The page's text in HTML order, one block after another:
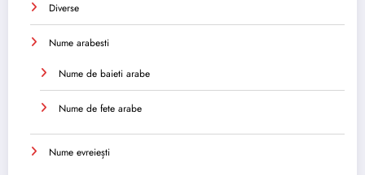
Diverse
Nume arabesti
Nume de baieti arabe
Nume de fete arabe
Nume evreiești